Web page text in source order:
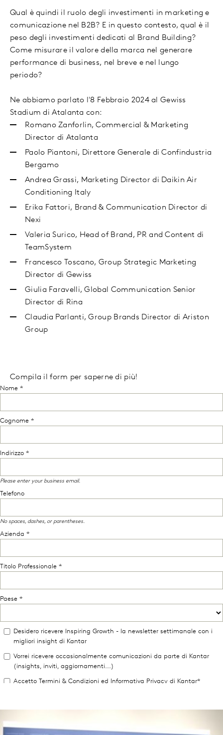
Qual è quindi il ruolo degli investimenti in marketing e
comunicazione nel B2B? E in questo contesto, qual è il
peso degli investimenti dedicati al Brand Building?
Come misurare il valore della marca nel generare
performance di business, nel breve e nel lungo
periodo?
Ne abbiamo parlato l'8 Febbraio 2024 al Gewiss
Stadium di Atalanta con:
Romano Zanforlin, Commercial & Marketing
Director di Atalanta
Paolo Piantoni, Direttore Generale di Confindustria
Bergamo
Andrea Grassi, Marketing Director di Daikin Air
Conditioning Italy
Erika Fattori, Brand & Communication Director di
Nexi
Valeria Surico, Head of Brand, PR and Content di
TeamSystem
Francesco Toscano, Group Strategic Marketing
Director di Gewiss
Giulia Faravelli, Global Communication Senior
Director di Rina
Claudia Parlanti, Group Brands Director di Ariston
Group
Compila il form per saperne di più!